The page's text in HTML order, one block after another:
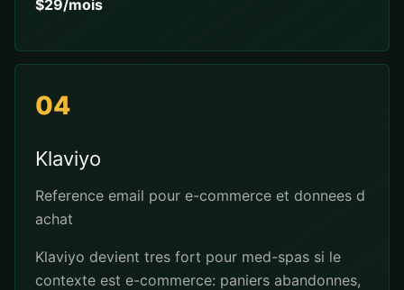
$29/mois
04
Klaviyo
Reference email pour e-commerce et donnees d
achat
Klaviyo devient tres fort pour med-spas si le
contexte est e-commerce: paniers abandonnes,